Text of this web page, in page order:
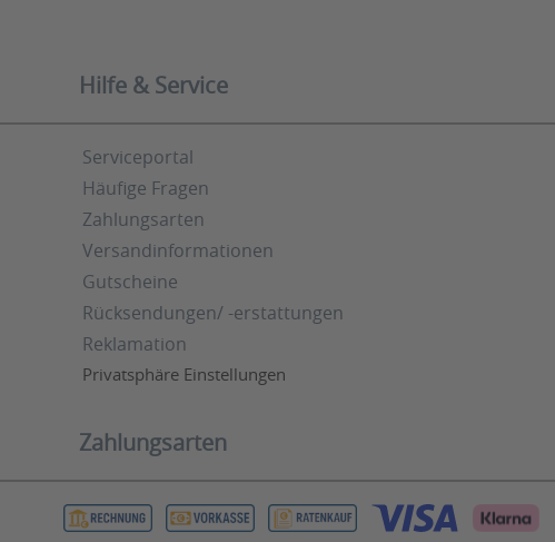
Hilfe & Service
Serviceportal
Häufige Fragen
Zahlungsarten
Versandinformationen
Gutscheine
Rücksendungen/ -erstattungen
Reklamation
Privatsphäre Einstellungen
Zahlungsarten